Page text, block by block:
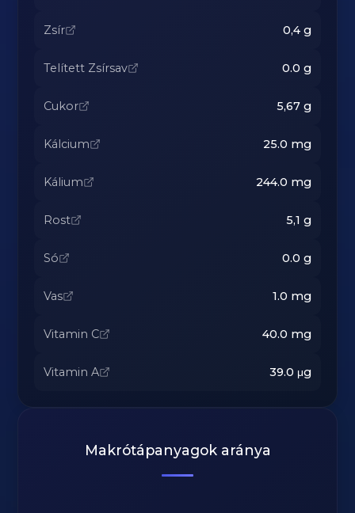
Zsír 0,4g
Telített Zsírsav 0.0 g
Cukor 5,67g
Kálcium 25.0 mg
Kálium 244.0 mg
Rost 5,1 g
Só 0.0 g
Vas 1.0 mg
Vitamin C 40.0 mg
Vitamin A 39.0 μg
Makrótápanyagok aránya